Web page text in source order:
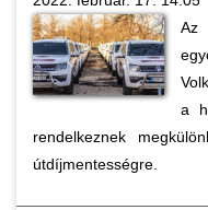
a
rendelkeznek
útdíjmentességre.